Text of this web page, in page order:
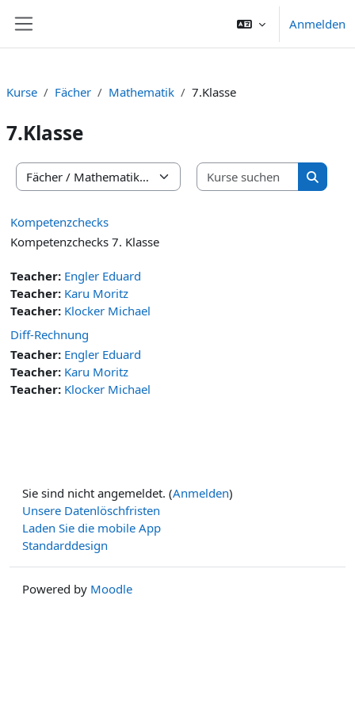
Anmelden
Kurse Fächer Mathematik 7.Klasse
7.Klasse
Kursbereiche
Kurse
Kurse
Kompetenzchecks
Kompetenzchecks 7. Klasse
Teacher: Engler Eduard
Teacher: Karu Moritz
Teacher: Klocker Michael
Diff-Rechnung
Teacher: Engler Eduard
Teacher: Karu Moritz
Teacher: Klocker Michael
Sie sind nicht angemeldet. (Anmelden)
Unsere Datenlöschfristen
Laden Sie die mobile App
Standarddesign
Powered by Moodle